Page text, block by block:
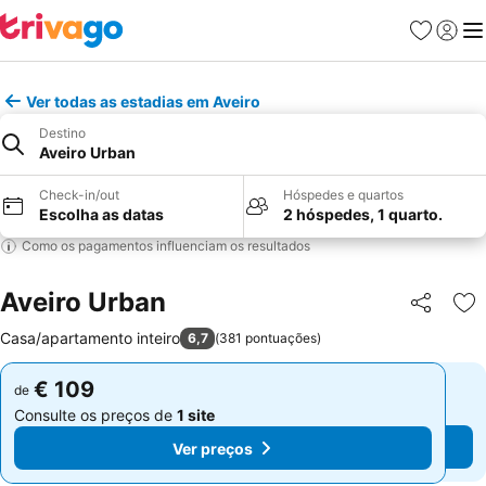
Favoritos
Iniciar
Ver todas as estadias em Aveiro
Destino
Aveiro Urban
Check-in/out
Escolha as datas
Hóspedes e quartos
2 hóspedes, 1 quarto.
Como os pagamentos influenciam os resultados
Aveiro Urban Partilhar
Casa/apartamento inteiro 6,7 (381 pontuações)
de € 109
Consulte os preços de 1 site
Ver preços
de € 109
Consulte os preços de 1 site
Ver preços